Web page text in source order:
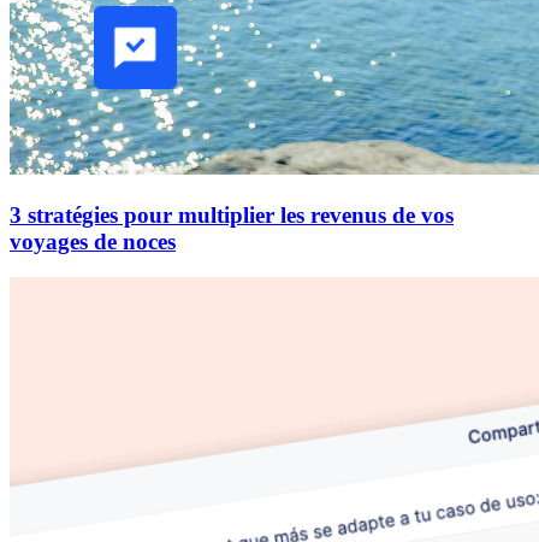
3 stratégies pour multiplier les revenus de vos
voyages de noces